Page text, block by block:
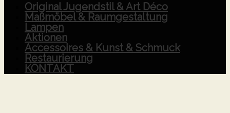
Original Jugendstil & Art Déco
Maßmöbel & Raumgestaltung
Lampen
Aktionen
Accessoires & Kunst & Schmuck
Restaurierung
KONTAKT